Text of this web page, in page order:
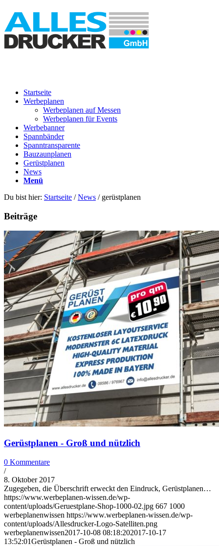
Startseite
Werbeplanen
Werbeplanen auf Messen
Werbeplanen für Events
Werbebanner
Spannbänder
Spanntransparente
Bauzaunplanen
Gerüstplanen
News
Menü
Du bist hier: Startseite / News / gerüstplanen
Beiträge
Gerüstplanen - Groß und nützlich
0 Kommentare
/
8. Oktober 2017
Zugegeben, die Überschrift erweckt den Eindruck, Gerüstplanen…
https://www.werbeplanen-wissen.de/wp-
content/uploads/Geruestplane-Shop-1000-02.jpg 667 1000
werbeplanenwissen https://www.werbeplanen-wissen.de/wp-
content/uploads/Allesdrucker-Logo-Satelliten.png
werbeplanenwissen2017-10-08 08:18:202017-10-17
13:52:01Gerüstplanen - Groß und nützlich